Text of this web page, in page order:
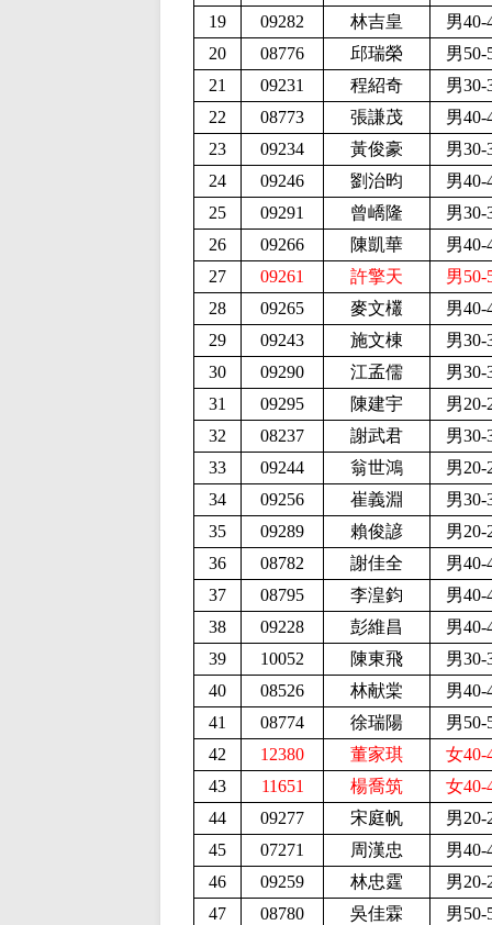
19
09282 林吉皇
男40-
20
08776 邱瑞榮
男50-
21
09231 程紹奇
男30-
22
08773 張謙茂
男40-
23
09234 黃俊豪
男30-
24
09246 劉治昀
男40-
25
09291 曾嶠隆
男30-
26
09266 陳凱華
男40-
27
09261 許擎天
男50-
28
09265 麥文欉
男40-
29
09243 施文棟
男30-
30
09290 江孟儒
男30-
31
09295 陳建宇
男20-
32
08237 謝武君
男30-
33
09244 翁世鴻
男20-
34
09256 崔義淵
男30-
35
09289 賴俊諺
男20-
36
08782 謝佳全
男40-
37
08795 李湟鈞
男40-
38
09228 彭維昌
男40-
39
10052 陳東飛
男30-
40
08526 林献棠
男40-
41
08774 徐瑞陽
男50-
42
12380 董家琪
女40-
43
11651 楊喬筑
女40-
44
09277 宋庭帆
男20-
45
07271 周漢忠
男40-
46
09259 林忠霆
男20-
47
08780 吳佳霖
男50-